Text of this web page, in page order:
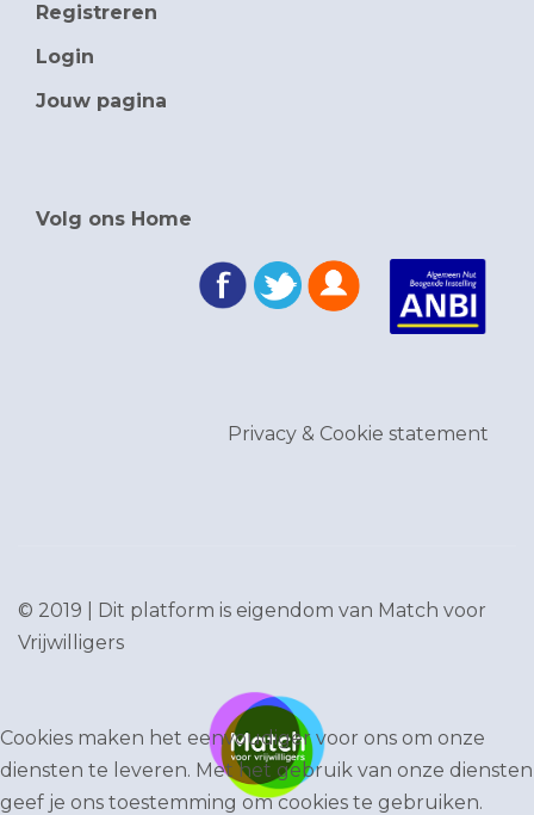
Registreren
Login
Jouw pagina
Volg ons Home
Privacy & Cookie statement
© 2019 | Dit platform is eigendom van Match voor
Vrijwilligers
Cookies maken het eenvoudiger voor ons om onze
diensten te leveren. Met het gebruik van onze diensten
geef je ons toestemming om cookies te gebruiken.